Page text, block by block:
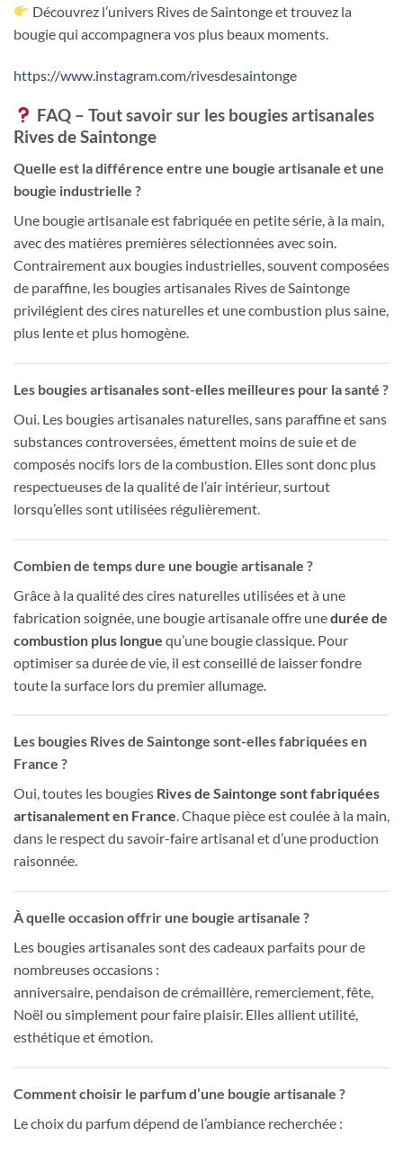
Découvrez l’univers Rives de Saintonge et trouvez la
bougie qui accompagnera vos plus beaux moments.
https://www.instagram.com/rivesdesaintonge
FAQ – Tout savoir sur les bougies artisanales
Rives de Saintonge
Quelle est la différence entre une bougie artisanale et une
bougie industrielle ?
Une bougie artisanale est fabriquée en petite série, à la main,
avec des matières premières sélectionnées avec soin.
Contrairement aux bougies industrielles, souvent composées
de paraffine, les bougies artisanales Rives de Saintonge
privilégient des cires naturelles et une combustion plus saine,
plus lente et plus homogène.
Les bougies artisanales sont-elles meilleures pour la santé ?
Oui. Les bougies artisanales naturelles, sans paraffine et sans
substances controversées, émettent moins de suie et de
composés nocifs lors de la combustion. Elles sont donc plus
respectueuses de la qualité de l’air intérieur, surtout
lorsqu’elles sont utilisées régulièrement.
Combien de temps dure une bougie artisanale ?
Grâce à la qualité des cires naturelles utilisées et à une
fabrication soignée, une bougie artisanale offre unedurée de
combustion plus longue qu’une bougie classique. Pour
optimiser sa durée de vie, il est conseillé de laisser fondre
toute la surface lors du premier allumage.
Les bougies Rives de Saintonge sont-elles fabriquées en
France ?
Oui, toutes les bougies Rives de Saintonge sont fabriquées
artisanalement en France. Chaque pièce est coulée à la main,
dans le respect du savoir-faire artisanal et d’une production
raisonnée.
À quelle occasion offrir une bougie artisanale ?
Les bougies artisanales sont des cadeaux parfaits pour de
nombreuses occasions :
anniversaire, pendaison de crémaillère, remerciement, fête,
Noël ou simplement pour faire plaisir. Elles allient utilité,
esthétique et émotion.
Comment choisir le parfum d’une bougie artisanale ?
Le choix du parfum dépend de l’ambiance recherchée :